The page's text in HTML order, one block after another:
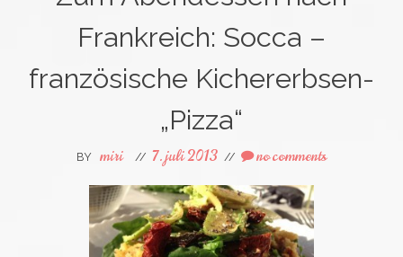
Frankreich: Socca –
französische Kichererbsen-
„Pizza“
BY miri // 7. juli 2013 // no comments